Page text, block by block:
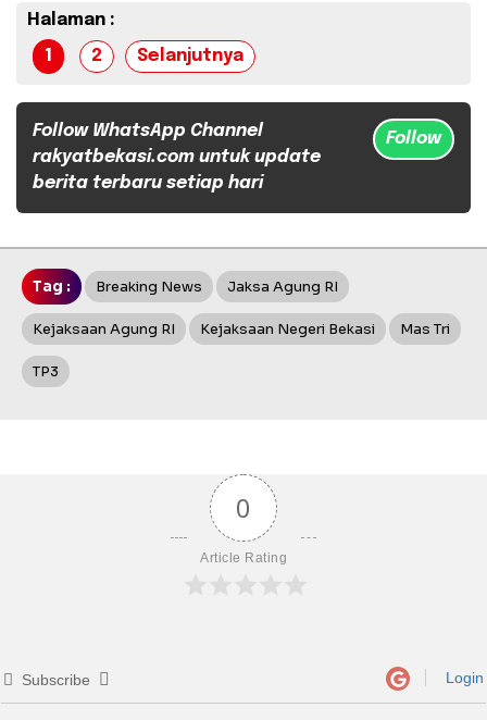
Halaman :
1
2 Selanjutnya
Follow WhatsApp Channel
rakyatbekasi.com untuk update
berita terbaru setiap hari
Follow
Tag : Breaking News Jaksa Agung RI
Kejaksaan Agung RI Kejaksaan Negeri Bekasi Mas Tri
TP3
0
Article Rating
Subscribe Login